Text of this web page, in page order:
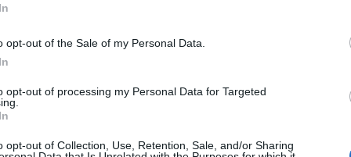
opt-out of the Sale of my Personal Data.
opt-out of processing my Personal Data for Targeted
opt-out of Collection, Use, Retention, Sale, and/or Sharing
voi yksittäisessä ottelussa venyä ihmeisiin.
joten eiköhän yksi Connor McDavid taas